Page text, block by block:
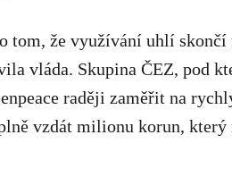
tom, že využívání uhlí skončí
vláda. Skupina ČEZ, pod
raději zaměřit na
vzdát milionu korun,